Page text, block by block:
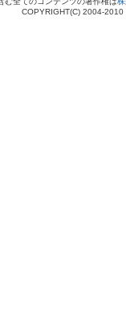
COPYRIGHT(C) 2004-